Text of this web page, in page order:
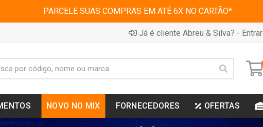
PARCELE SUAS COMPRAS EM ATÉ 6X NO CARTÃO*
Já é cliente Abreu & Silva? - Entrar
NOVO NO MIX FORNECEDORES OFERTAS